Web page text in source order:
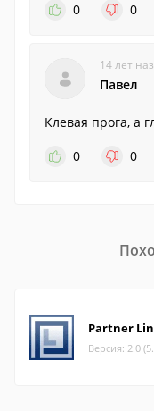
0
0
14 лет
Павел
Клевая прога, а
0
0
Partner
Версия: 2.0